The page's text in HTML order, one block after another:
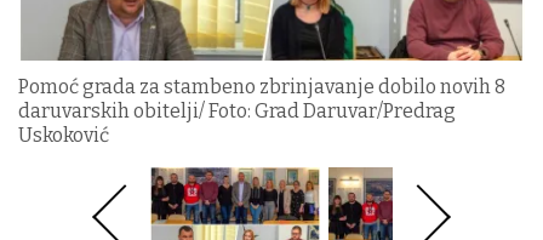
Pomoć grada za stambeno zbrinjavanje dobilo novih 8
daruvarskih obitelji/ Foto: Grad Daruvar/Predrag
Uskoković